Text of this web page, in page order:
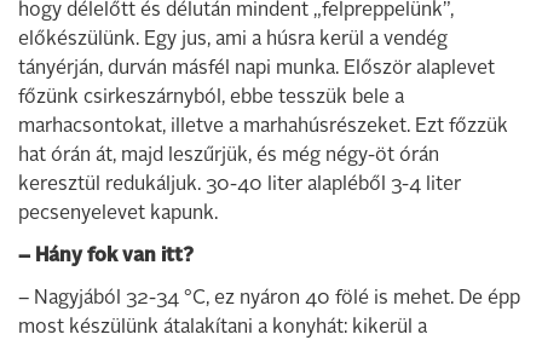
hogy délelőtt és délután mindent „felpreppelünk”,
előkészülünk. Egy jus, ami a húsra kerül a vendég
tányérján, durván másfél napi munka. Először alaplevet
főzünk csirkeszárnyból, ebbe tesszük bele a
marhacsontokat, illetve a marhahúsrészeket. Ezt főzzük
hat órán át, majd leszűrjük, és még négy-öt órán
keresztül redukáljuk. 30-40 liter alapléből 3-4 liter
pecsenyelevet kapunk.
– Hány fok van itt?
– Nagyjából 32-34 °C, ez nyáron 40 fölé is mehet. De épp
most készülünk átalakítani a konyhát: kikerül a